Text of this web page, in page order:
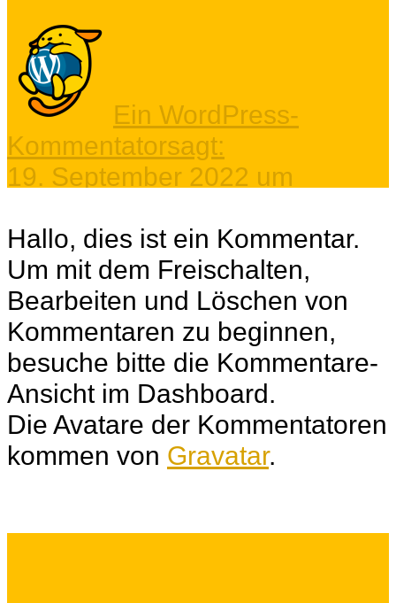
Ein WordPress-
Kommentatorsagt:
19. September 2022 um
Hallo, dies ist ein Kommentar.
Um mit dem Freischalten,
Bearbeiten und Löschen von
Kommentaren zu beginnen,
besuche bitte die Kommentare-
Ansicht im Dashboard.
Die Avatare der Kommentatoren
kommen von Gravatar.